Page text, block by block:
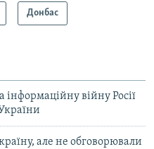
Донбас
інформаційну війну Росії
але не обговорювали